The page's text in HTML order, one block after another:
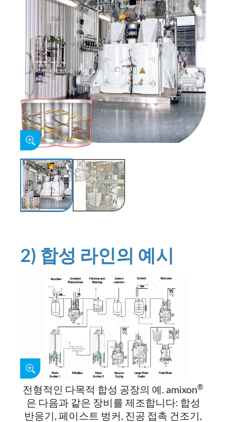
2) 합성 라인의 예시
전형적인 다목적 합성 공장의 예. amixon®
은 다음과 같은 장비를 제조합니다: 합성
반응기, 페이스트 벙커, 진공 접촉 건조기,